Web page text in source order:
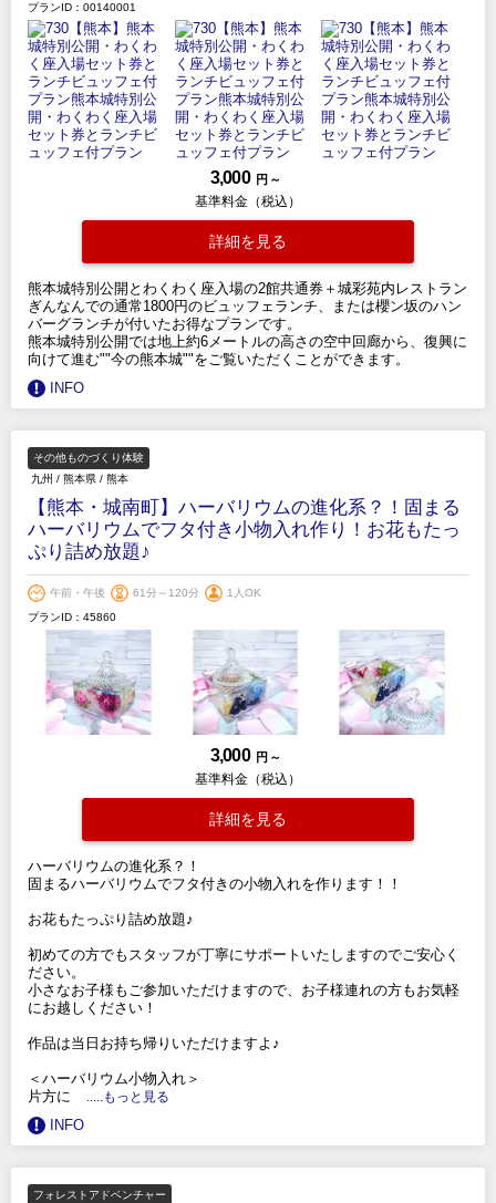
プランID：00140001
3,000 円 ～
基準料金（税込）
詳細を見る
熊本城特別公開とわくわく座入場の2館共通券＋城彩苑内レストラン
ぎんなんでの通常1800円のビュッフェランチ、または櫻ン坂のハン
バーグランチが付いたお得なプランです。
熊本城特別公開では地上約6メートルの高さの空中回廊から、復興に
向けて進む""今の熊本城""をご覧いただくことができます。
INFO
その他ものづくり体験
九州 / 熊本県 / 熊本
【熊本・城南町】ハーバリウムの進化系？！固まる
ハーバリウムでフタ付き小物入れ作り！お花もたっ
ぷり詰め放題♪
午前・午後 61分～120分
1人OK
プランID：45860
3,000 円 ～
基準料金（税込）
詳細を見る
ハーバリウムの進化系？！
固まるハーバリウムでフタ付きの小物入れを作ります！！
お花もたっぷり詰め放題♪
初めての方でもスタッフが丁寧にサポートいたしますのでご安心く
ださい。
小さなお子様もご参加いただけますので、お子様連れの方もお気軽
にお越しください！
作品は当日お持ち帰りいただけますよ♪
＜ハーバリウム小物入れ＞
片方に
.....もっと見る
INFO
フォレストアドベンチャー